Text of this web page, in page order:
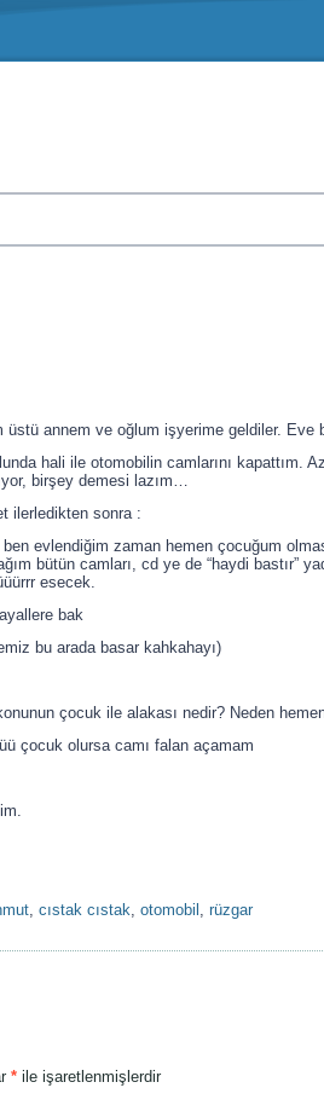
üstü annem ve oğlum işyerime geldiler. Eve
hali ile otomobilin camlarını kapattım.
birşey demesi lazım…
ilerledikten sonra :
evlendiğim zaman hemen çocuğum
bütün camları, cd ye de “haydi bastır”
esecek.
bak
bu arada basar kahkahayı)
çocuk ile alakası nedir? Neden
çocuk olursa camı falan açamam
, cıstak cıstak, otomobil , rüzgar
* ile işaretlenmişlerdir